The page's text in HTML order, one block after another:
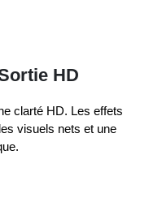
HD
clarté HD. Les effets
visuels nets et une